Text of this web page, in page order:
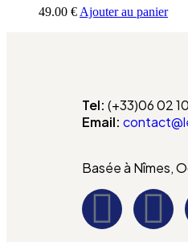
49.00 €Ajouter au panier
Tel: (+33)06 02
Email:
Basée à Nîmes,